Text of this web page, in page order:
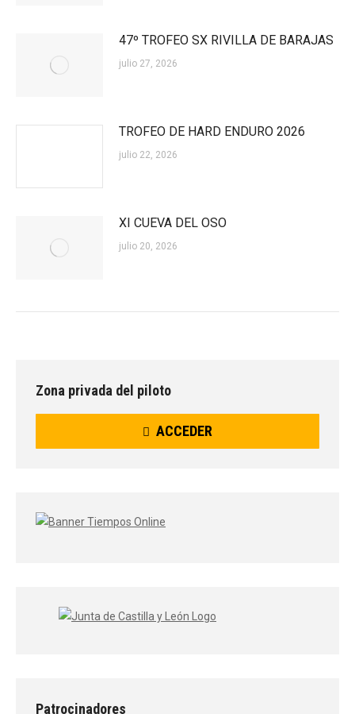
47º TROFEO SX RIVILLA DE BARAJAS
julio 27, 2026
TROFEO DE HARD ENDURO 2026
julio 22, 2026
XI CUEVA DEL OSO
julio 20, 2026
Zona privada del piloto
ACCEDER
Patrocinadores